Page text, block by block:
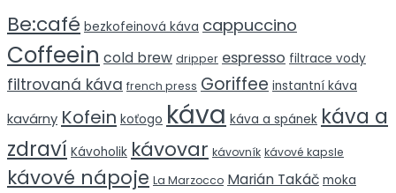
Be:café bezkofeinová káva cappuccino
Coffeein cold brew dripper espresso filtrace vody
filtrovaná káva french press Goriffee instantní káva
kavárny Kofein koťogo káva káva a spánek káva a
zdraví Kávoholik kávovar kávovník kávové kapsle
kávové nápoje La Marzocco Marián Takáč moka